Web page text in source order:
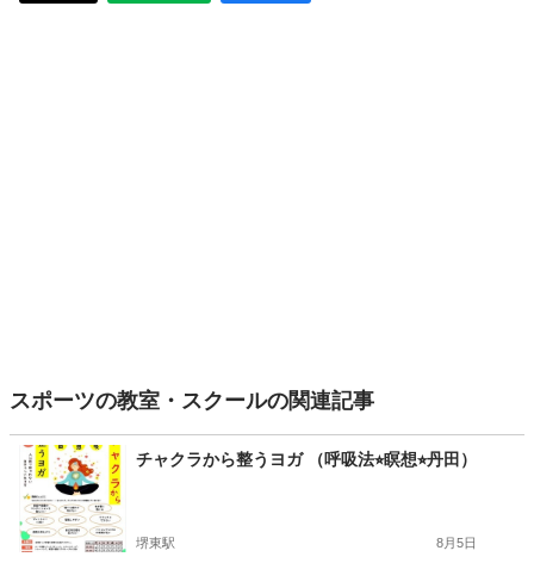
スポーツの教室・スクールの関連記事
チャクラから整うヨガ （呼吸法⭐︎瞑想⭐︎丹田）
堺東駅 8月5日